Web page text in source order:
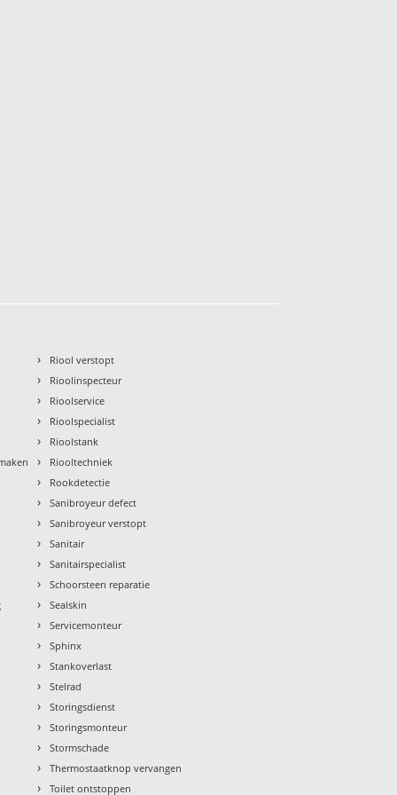
› Riool verstopt
› Rioolinspecteur
› Rioolservice
› Rioolspecialist
› Rioolstank
› Riooltechniek
› Rookdetectie
› Sanibroyeur defect
› Sanibroyeur verstopt
› Sanitair
› Sanitairspecialist
› Schoorsteen reparatie
› Sealskin
› Servicemonteur
› Sphinx
› Stankoverlast
› Stelrad
› Storingsdienst
› Storingsmonteur
› Stormschade
› Thermostaatknop vervangen
› Toilet ontstoppen